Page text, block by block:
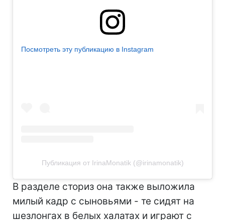
Посмотреть эту публикацию в Instagram
Публикация от IrinaMonatik (@irinamonatik)
В разделе сториз она также выложила
милый кадр с сыновьями - те сидят на
шезлонгах в белых халатах и играют с